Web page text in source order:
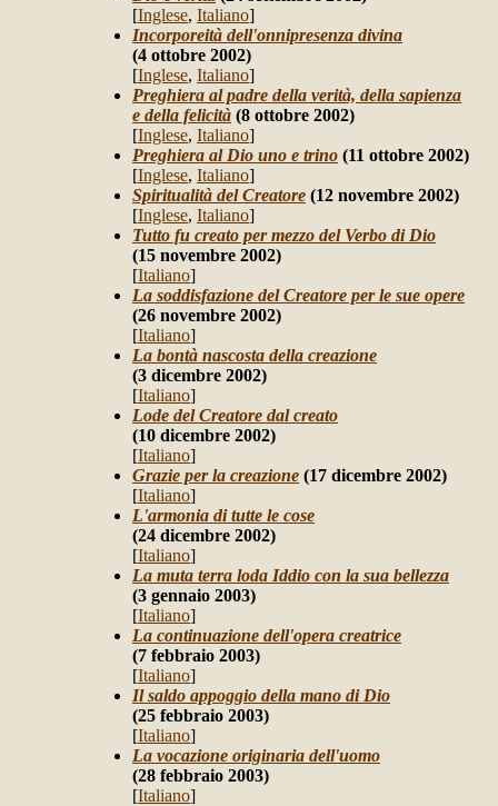
[Inglese, Italiano]
Incorporeità dell'onnipresenza divina
(4 ottobre 2002)
[Inglese, Italiano]
Preghiera al padre della verità, della sapienza
e della felicità (8 ottobre 2002)
[Inglese, Italiano]
Preghiera al Dio uno e trino (11 ottobre 2002)
[Inglese, Italiano]
Spiritualità del Creatore (12 novembre 2002)
[Inglese, Italiano]
Tutto fu creato per mezzo del Verbo di Dio
(15 novembre 2002)
[Italiano]
La soddisfazione del Creatore per le sue opere
(26 novembre 2002)
[Italiano]
La bontà nascosta della creazione
(3 dicembre 2002)
[Italiano]
Lode del Creatore dal creato
(10 dicembre 2002)
[Italiano]
Grazie per la creazione (17 dicembre 2002)
[Italiano]
L'armonia di tutte le cose
(24 dicembre 2002)
[Italiano]
La muta terra loda Iddio con la sua bellezza
(3 gennaio 2003)
[Italiano]
La continuazione dell'opera creatrice
(7 febbraio 2003)
[Italiano]
Il saldo appoggio della mano di Dio
(25 febbraio 2003)
[Italiano]
La vocazione originaria dell'uomo
(28 febbraio 2003)
[Italiano]